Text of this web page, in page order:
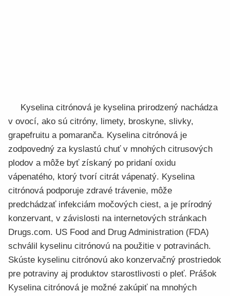
Kyselina citrónová je kyselina prirodzený nachádza
v ovocí, ako sú citróny, limety, broskyne, slivky,
grapefruitu a pomaranča. Kyselina citrónová je
zodpovedný za kyslastú chuť v mnohých citrusových
plodov a môže byť získaný po pridaní oxidu
vápenatého, ktorý tvorí citrát vápenatý. Kyselina
citrónová podporuje zdravé trávenie, môže
predchádzať infekciám močových ciest, a je prírodný
konzervant, v závislosti na internetových stránkach
Drugs.com. US Food and Drug Administration (FDA)
schválil kyselinu citrónovú na použitie v potravinách.
Skúste kyselinu citrónovú ako konzervačný prostriedok
pre potraviny aj produktov starostlivosti o pleť. Prášok
Kyselina citrónová je možné zakúpiť na mnohých